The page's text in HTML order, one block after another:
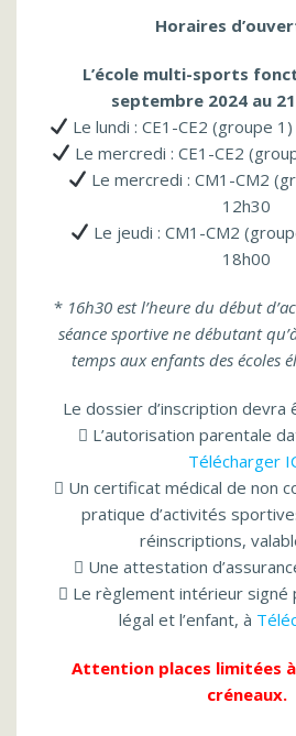
Horaires
L’école multi-sports
septembre 2024 au
Le lundi : CE1-CE2 (groupe
Le mercredi : CE1-CE2
Le mercredi : CM1-CM2
12h30
Le jeudi : CM1-CM2
18h00
* 16h30 est l’heure du début
séance sportive ne débutant
temps aux enfants des écoles
Le dossier d’inscription
 L’autorisation parentale
Télécharger
 Un certificat médical de non
pratique d’activités
réinscriptions,
 Une attestation
 Le règlement intérieur signé
légal et l’enfant, à
Attention places limitées
créneaux.